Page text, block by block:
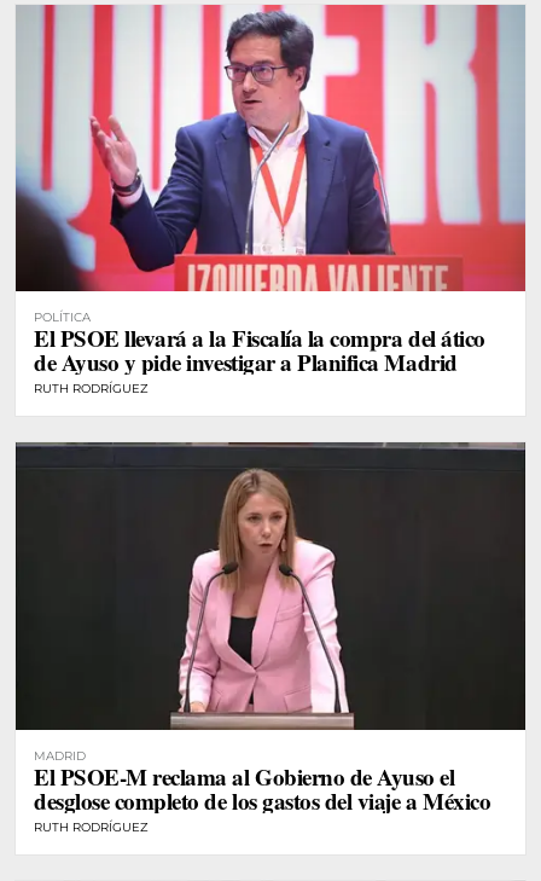
POLÍTICA
El PSOE llevará a la Fiscalía la compra del ático
de Ayuso y pide investigar a Planifica Madrid
RUTH RODRÍGUEZ
MADRID
El PSOE-M reclama al Gobierno de Ayuso el
desglose completo de los gastos del viaje a México
RUTH RODRÍGUEZ